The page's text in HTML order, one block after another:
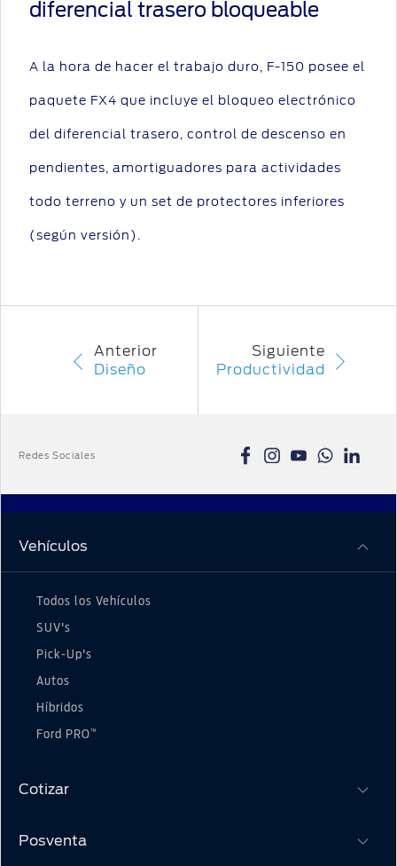
diferencial trasero bloqueable
A la hora de hacer el trabajo duro, F-150 posee el
paquete FX4 que incluye el bloqueo electrónico
del diferencial trasero, control de descenso en
pendientes, amortiguadores para actividades
todo terreno y un set de protectores inferiores
(según versión).
Anterior
Diseño
Siguiente
Productividad
Redes Sociales
Vehículos
Todos los Vehículos
SUV's
Pick-Up's
Autos
Híbridos
Ford PRO™
Cotizar
Solicitar cotización
Posventa